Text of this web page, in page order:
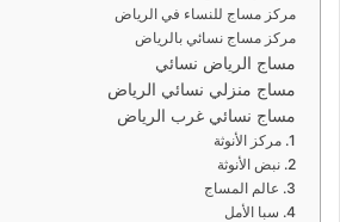
مركز مساج للنساء في الرياض
مركز مساج نسائي بالرياض
مساج الرياض نسائي
مساج منزلي نسائي الرياض
مساج نسائي غرب الرياض
1. مركز الأنوثة
2. نبض الأنوثة
3. عالم المساج
4. سبا الأمل